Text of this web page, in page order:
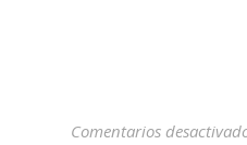
Comentarios